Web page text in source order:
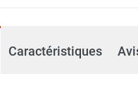
Caractéristiques